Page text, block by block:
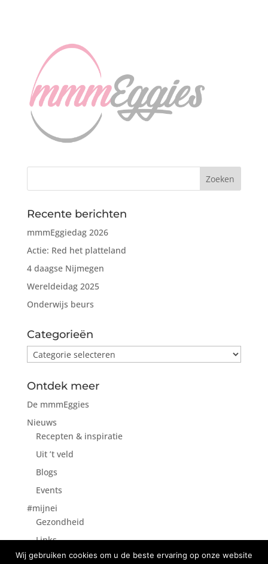
Recente berichten
mmmEggiedag 2026
Actie: Red het platteland
4 daagse Nijmegen
Wereldeidag 2025
Onderwijs beurs
Categorieën
Categorieën
Ontdek meer
De mmmEggies
Nieuws
Recepten & inspiratie
Uit ’t veld
Blogs
Events
#mijnei
Gezondheid
Links
Contact
Wij gebruiken cookies om u de beste ervaring op onze website